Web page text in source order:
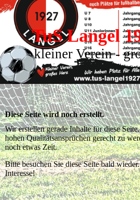
TuS Langel
kleiner Verein -
Diese Seite wird noch erstellt.
Wir erstellen gerade Inhalte für diese
hohen Qualitätsansprüchen gerecht zu
noch etwas Zeit.
Bitte besuchen Sie diese Seite bald
Interesse!